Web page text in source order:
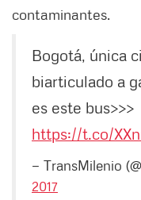
contaminantes.
Bogotá, única
biarticulado a
es este bus>>>
https://t.co/
— TransMilenio
2017